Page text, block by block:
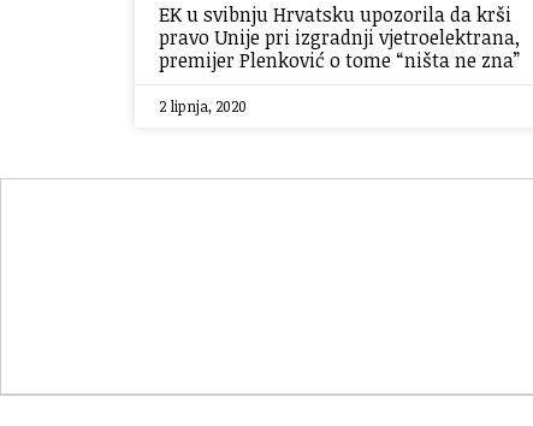
EK u svibnju Hrvatsku upozorila da krši
pravo Unije pri izgradnji vjetroelektrana,
premijer Plenković o tome “ništa ne zna”
2 lipnja, 2020